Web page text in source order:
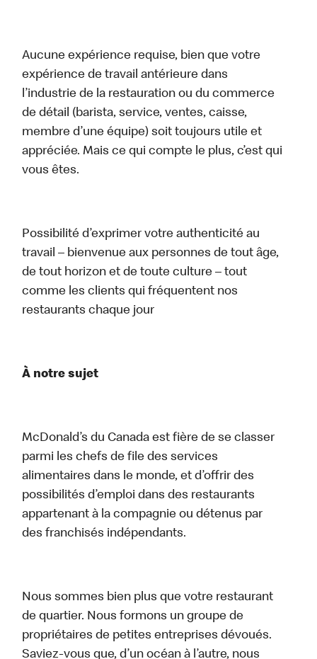
Aucune expérience requise, bien que votre
expérience de travail antérieure dans
l’industrie de la restauration ou du commerce
de détail (barista, service, ventes, caisse,
membre d’une équipe) soit toujours utile et
appréciée. Mais ce qui compte le plus, c’est qui
vous êtes.
Possibilité d’exprimer votre authenticité au
travail – bienvenue aux personnes de tout âge,
de tout horizon et de toute culture – tout
comme les clients qui fréquentent nos
restaurants chaque jour
À notre sujet
McDonald’s du Canada est fière de se classer
parmi les chefs de file des services
alimentaires dans le monde, et d’offrir des
possibilités d’emploi dans des restaurants
appartenant à la compagnie ou détenus par
des franchisés indépendants.
Nous sommes bien plus que votre restaurant
de quartier. Nous formons un groupe de
propriétaires de petites entreprises dévoués.
Saviez-vous que, d’un océan à l’autre, nous